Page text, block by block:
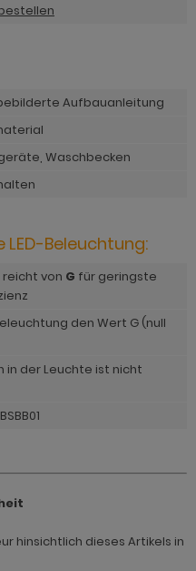
Aufbauanleitung
Waschbecken
Beleuchtung:
reicht von G für geringste
den Wert G (null
in der Leuchte ist nicht
hinsichtlich dieses Artikels in